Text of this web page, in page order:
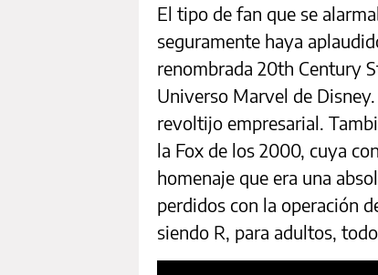
El tipo de fan que se
seguramente haya
renombrada 20th Century
Universo Marvel de
revoltijo empresarial.
la Fox de los 2000, cuya
homenaje que era una
perdidos con la operación
siendo R, para adultos,